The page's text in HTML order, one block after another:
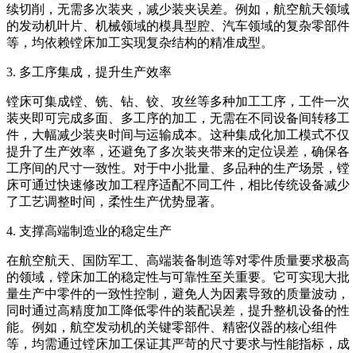
续切削，无需多次装夹，减少装夹误差。例如，航空航天领域
的发动机叶片、机械领域的模具型腔、汽车领域的复杂零部件
等，均依赖镗床加工实现复杂结构的精准成型。
3. 多工序集成，提升生产效率
镗床可集成镗、铣、钻、铰、攻丝等多种加工工序，工件一次
装夹即可完成多面、多工序的加工，无需在不同设备间转移工
件，大幅减少装夹时间与运输成本。这种集成化加工模式不仅
提升了生产效率，还避免了多次装夹带来的定位误差，确保各
工序间的尺寸一致性。对于中小批量、多品种的生产场景，镗
床可通过快速修改加工程序适配不同工件，相比传统设备减少
了工艺调整时间，柔性生产优势显著。
4. 支撑高端制造业的稳定生产
在航空航天、国防军工、高端装备制造等对零件质量要求极高
的领域，镗床加工的稳定性与可靠性至关重要。它可实现大批
量生产中零件的一致性控制，避免人为因素导致的质量波动，
同时通过高精度加工降低零件的装配误差，提升整机设备的性
能。例如，航空发动机的关键零部件、精密仪器的核心组件
等，均需通过镗床加工保证其严苛的尺寸要求与性能指标，成